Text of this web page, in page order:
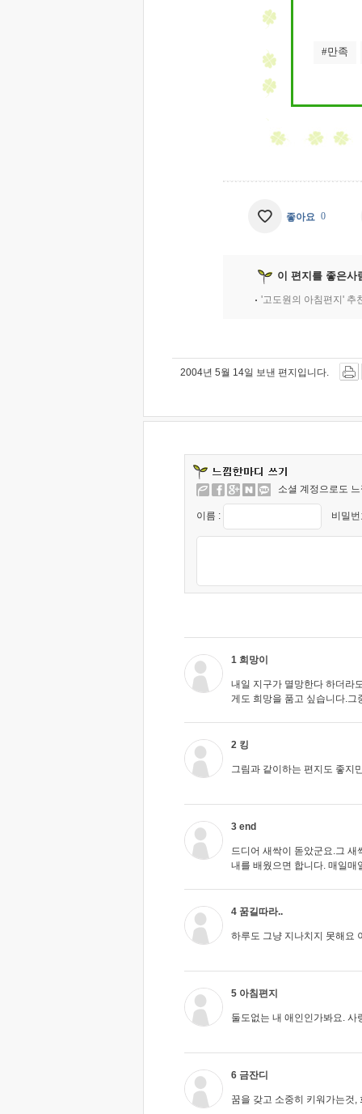
#만족
좋아요 0
이 편지를 좋은사
'고도원의 아침편지' 추
2004년 5월 14일 보낸 편지입니다.
소셜 계정으로도
이름 : 비밀
1 희망이
내일 지구가 멸망한다 하더라
게도 희망을 품고 싶습니다.
2 킹
그림과 같이하는 편지도 좋지
3 end
드디어 새싹이 돋았군요.그
내를 배웠으면 합니다. 매일매
4 꿈길따라..
하루도 그냥 지나치지 못해요
5 아침편지
둘도없는 내 애인인가봐요. 사
6 금잔디
꿈을 갖고 소중히 키워가는것